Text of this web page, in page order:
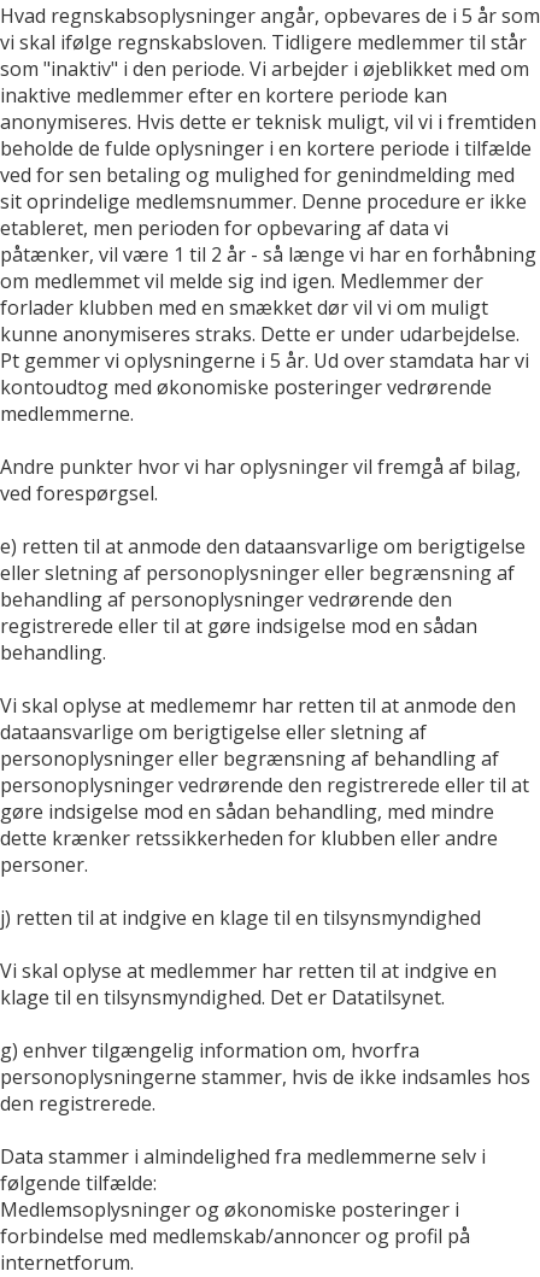
Hvad regnskabsoplysninger angår, opbevares de i 5 år som
vi skal ifølge regnskabsloven. Tidligere medlemmer til står
som "inaktiv" i den periode. Vi arbejder i øjeblikket med om
inaktive medlemmer efter en kortere periode kan
anonymiseres. Hvis dette er teknisk muligt, vil vi i fremtiden
beholde de fulde oplysninger i en kortere periode i tilfælde
ved for sen betaling og mulighed for genindmelding med
sit oprindelige medlemsnummer. Denne procedure er ikke
etableret, men perioden for opbevaring af data vi
påtænker, vil være 1 til 2 år - så længe vi har en forhåbning
om medlemmet vil melde sig ind igen. Medlemmer der
forlader klubben med en smækket dør vil vi om muligt
kunne anonymiseres straks. Dette er under udarbejdelse.
Pt gemmer vi oplysningerne i 5 år. Ud over stamdata har vi
kontoudtog med økonomiske posteringer vedrørende
medlemmerne.
Andre punkter hvor vi har oplysninger vil fremgå af bilag,
ved forespørgsel.
e) retten til at anmode den dataansvarlige om berigtigelse
eller sletning af personoplysninger eller begrænsning af
behandling af personoplysninger vedrørende den
registrerede eller til at gøre indsigelse mod en sådan
behandling.
Vi skal oplyse at medlememr har retten til at anmode den
dataansvarlige om berigtigelse eller sletning af
personoplysninger eller begrænsning af behandling af
personoplysninger vedrørende den registrerede eller til at
gøre indsigelse mod en sådan behandling, med mindre
dette krænker retssikkerheden for klubben eller andre
personer.
j) retten til at indgive en klage til en tilsynsmyndighed
Vi skal oplyse at medlemmer har retten til at indgive en
klage til en tilsynsmyndighed. Det er Datatilsynet.
g) enhver tilgængelig information om, hvorfra
personoplysningerne stammer, hvis de ikke indsamles hos
den registrerede.
Data stammer i almindelighed fra medlemmerne selv i
følgende tilfælde:
Medlemsoplysninger og økonomiske posteringer i
forbindelse med medlemskab/annoncer og profil på
internetforum.